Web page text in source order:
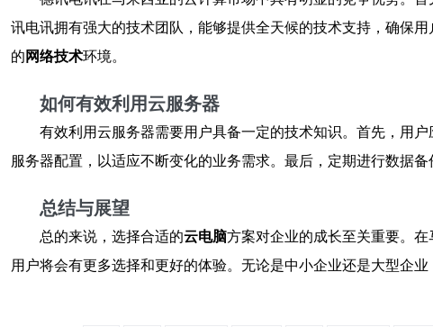
讯电讯拥有强大的技术团队，能够提供全天候的技术支持，确保
的 网络技术环境。
如何有效利用云服务器
有效利用云服务器需要用户具备一定的技术知识。首先，用
服务器配置，以适应不断变化的业务需求。最后，定期进行数据
总结与展望
总的来说，选择合适的云电脑方案对企业的成长至关重要。
用户将会有更多选择和更好的体验。无论是中小企业还是大型企